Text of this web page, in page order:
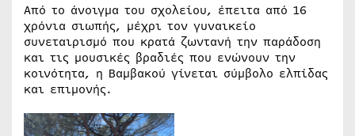
Από το άνοιγμα του σχολείου, έπειτα από 16
χρόνια σιωπής, μέχρι τον γυναικείο
συνεταιρισμό που κρατά ζωντανή την παράδοση
και τις μουσικές βραδιές που ενώνουν την
κοινότητα, η Βαμβακού γίνεται σύμβολο ελπίδας
και επιμονής.